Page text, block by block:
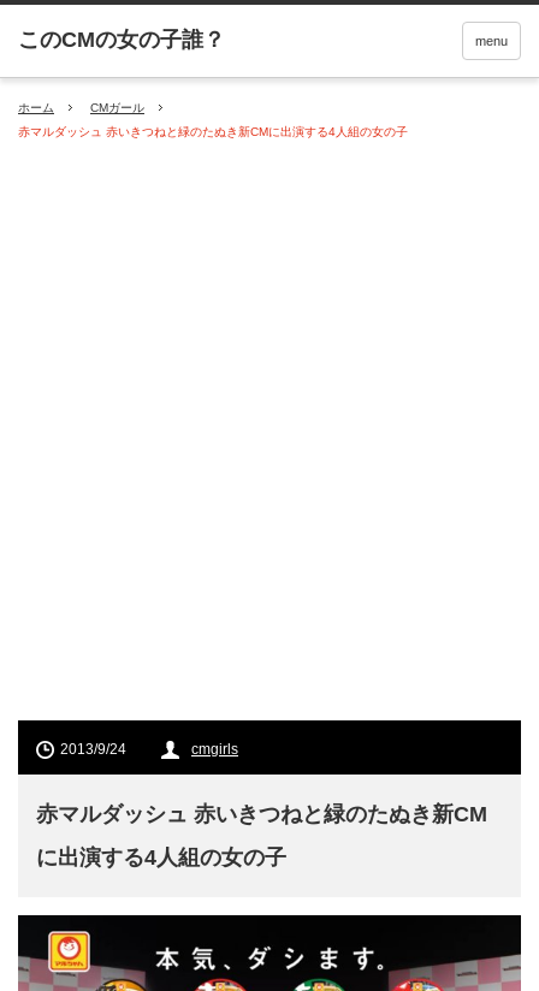
menu
ホーム
CMガール
赤マルダッシュ 赤いきつねと緑のたぬき新CMに出演する4人組の女の子
2013/9/24 cmgirls
赤マルダッシュ 赤いきつねと緑のたぬき新CM
に出演する4人組の女の子